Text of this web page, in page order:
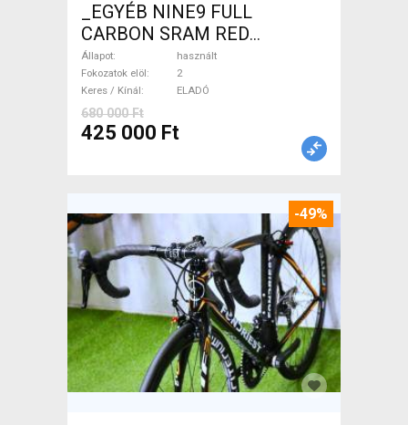
_EGYÉB NINE9 FULL
CARBON SRAM RED
CARBON Országúti használt
ELADÓ
Állapot
használt
Fokozatok elöl
2
Keres / Kínál
ELADÓ
680 000 Ft
425 000 Ft
-49%